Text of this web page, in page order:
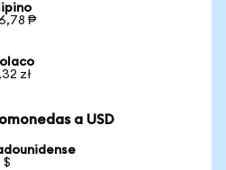
₱
zł
a USD
$